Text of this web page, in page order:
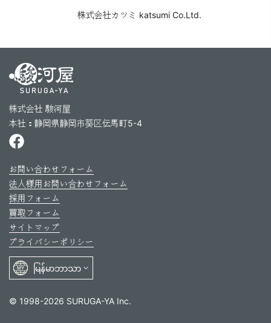
株式会社カツミ katsumi Co.Ltd.
株式会社 駿河屋
本社：静岡県静岡市葵区伝馬町5-4
お問い合わせフォーム
法人様用お問い合わせフォーム
採用フォーム
買取フォーム
サイトマップ
プライバシーポリシー
© 1998-2026 SURUGA-YA Inc.